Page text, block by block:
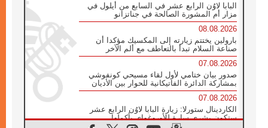
البابا لاوُن الرابع عشر في السابع من أيلول في
مزار أم المشورة الصالحة في جناتزانو
08.08.2026
بارولين يختتم زيارته إلى المكسيك مؤكدا أن
صناعة السلام تبدأ بالتعاطف مع ألم الآخر
07.08.2026
صدور بيان ختامي لأول لقاء مسيحي كونفوشي
بمشاركة الدائرة الفاتيكانية للحوار بين الأديان
07.08.2026
الكاردينال ستورلا: زيارة البابا لاوُن الرابع عشر
ستكون بشرى سارة للأوروغواي بأكملها